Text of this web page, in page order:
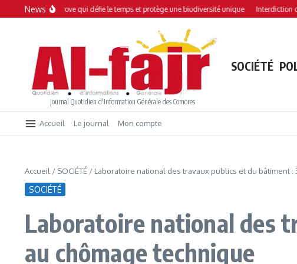
Aller au contenu
News
Une mangrove qui défie le temps et protège une biodiversité unique Interdiction des
Journal Quotidien d'Information Générale des Comores
SOCIÉTÉ
Accueil Le journal Mon compte
Accueil / SOCIÉTÉ / Laboratoire national des travaux publics et du bâtiment :
SOCIÉTÉ
Laboratoire national des
au chômage technique